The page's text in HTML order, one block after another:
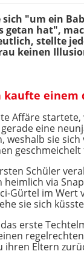
sich "um ein
getan hat",
stellte
keinen
kaufte einem
Affäre startete,
eine
weshalb sie
Schüler
heimlich via
Gürtel im Wert
sie sich
erste
ihren Eltern